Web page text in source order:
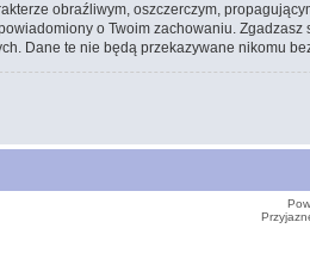
obraźliwym, oszczerczym,
o Twoim zachowaniu.
Dane te nie będą przekazywane nikomu